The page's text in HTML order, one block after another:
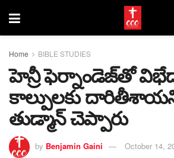
Home BIBLE STUDIES
హెన్రీ ఫెర్నాండెజ్‌తో
కాల్పులకు
తుడ్మాన్ చెప్పారు
by Benjamin Gaini October 14,